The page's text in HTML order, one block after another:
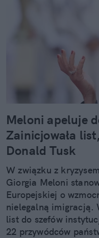
Meloni apeluje
Zainicjowała
Donald Tusk
W związku z
Giorgia Meloni
Europejskiej o
nielegalną imigracją.
list do szefów
22 przywódców